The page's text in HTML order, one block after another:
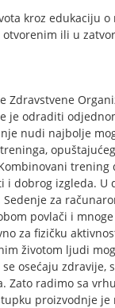
kroz edukaciju o
ili u
Zdravstvene
je odraditi
nudi najbolje
trening
i dobrog izgleda. U
za
povlači i
za fizičku
životom ljudi
osećaju zdravije,
Zato radimo sa
proizvodnje je